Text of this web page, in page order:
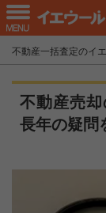
不動産一括査定のイ
不動産売
長年の疑問